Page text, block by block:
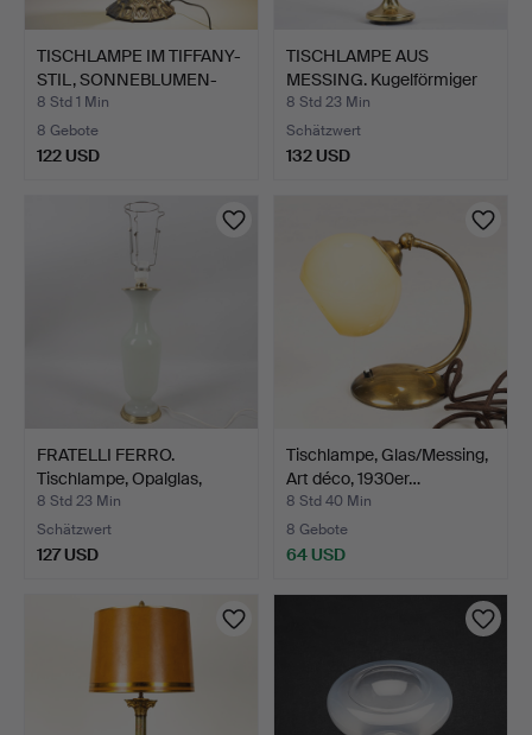
TISCHLAMPE IM TIFFANY-
STIL, SONNEBLUMEN-
MO…
8 Std 1 Min
8 Gebote
122 USD
TISCHLAMPE AUS
MESSING. Kugelförmiger
Scha…
8 Std 23 Min
Schätzwert
132 USD
FRATELLI FERRO.
Tischlampe, Opalglas,
Mura…
8 Std 23 Min
Schätzwert
127 USD
Tischlampe, Glas/Messing,
Art déco, 1930er…
8 Std 40 Min
8 Gebote
64 USD